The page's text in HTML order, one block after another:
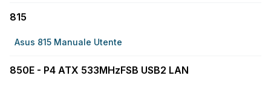
815
Asus 815 Manuale Utente
850E - P4 ATX 533MHzFSB USB2 LAN